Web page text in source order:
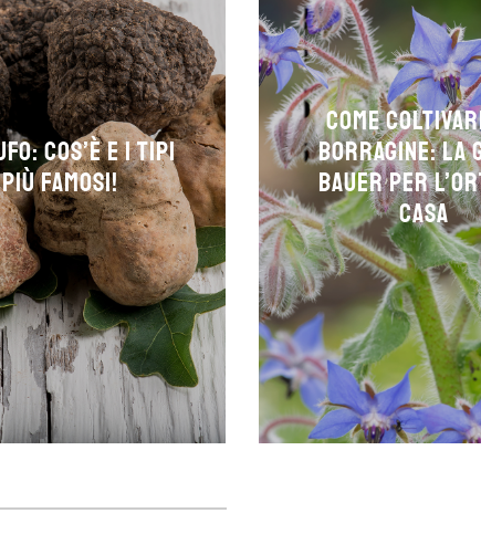
cos’è e i tipi
più famosi!
Come
borragine: la
Bauer per
casa